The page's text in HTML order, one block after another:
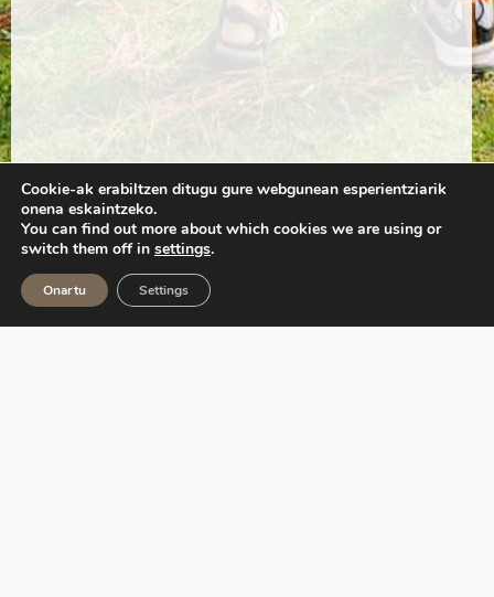
Cookie-ak erabiltzen ditugu gure webgunean esperientziarik
onena eskaintzeko.
You can find out more about which cookies we are using or
switch them off in settings.
Onartu Settings